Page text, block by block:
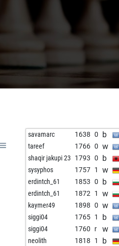
savamarc 1638 0 b
tareef 1766 0 w
shaqir jakupi 23 1793 0 b
sysyphos 1757 1 w
erdintch_61 1853 0 b
erdintch_61 1872 1 w
kaymer49 1898 0 w
siggi04 1765 1 b
siggi04 1760 r w
neolith 1818 1 b